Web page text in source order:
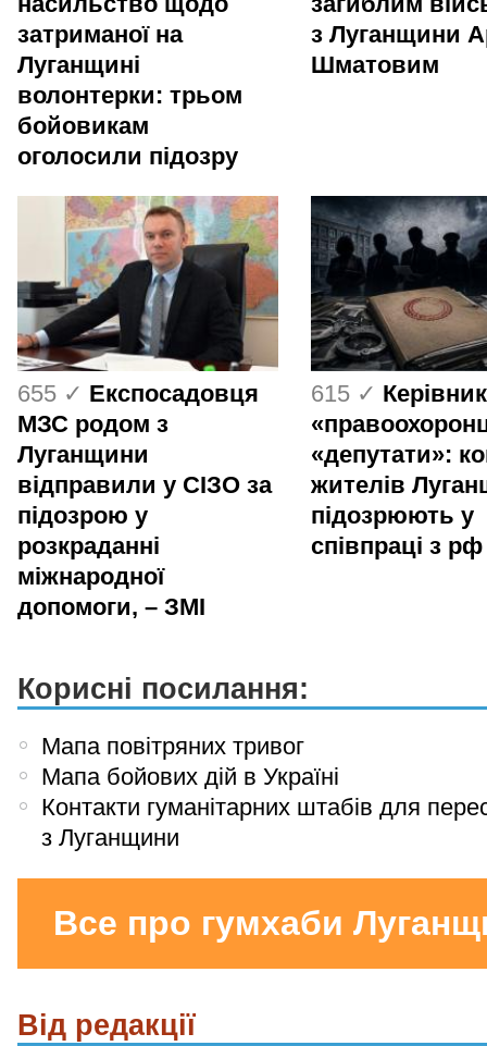
затриманої на
Луганщині
волонтерки: трьом
бойовикам
оголосили підозру
з Луганщини
Шматовим
655 ✓ Експосадовця
МЗС родом з
Луганщини
відправили у СІЗО за
підозрою у
розкраданні
міжнародної
допомоги, – ЗМІ
615 ✓
«депутати»:
жителів
підозрюють у
співпраці з рф
Корисні посилання:
Мапа повітряних тривог
Мапа бойових дій в Україні
Контакти гуманітарних штабів для
з Луганщини
Все про гумхаби
Від редакції